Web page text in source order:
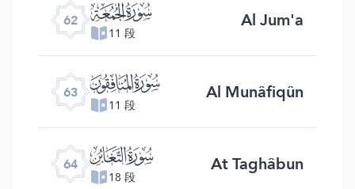
62 ﯫ
11 段 Al Jum'a
63 ﯬ
11 段 Al Munâfiqûn
64 ﯭ
18 段 At Taghâbun